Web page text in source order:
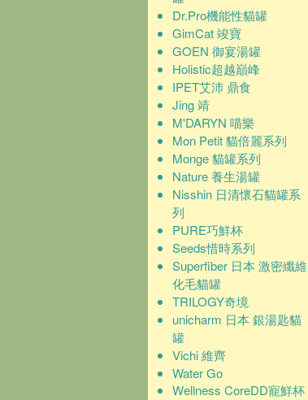
Dr.Pro機能性貓罐
GimCat 竣寶
GOEN 御宴湯罐
Holistic超越巔峰
IPET艾沛 鼎食
Jing 靖
M'DARYN 喵樂
Mon Petit 貓倍麗系列
Monge 貓罐系列
Nature 養生湯罐
Nisshin 日清懷石貓罐系
列
PURE巧鮮杯
Seeds惜時系列
Superfiber 日本 激密纖維
化毛貓罐
TRILOGY奇境
unicharm 日本 銀湯匙貓
罐
Vichi 維齊
Water Go
Wellness CoreDD寵鮮杯